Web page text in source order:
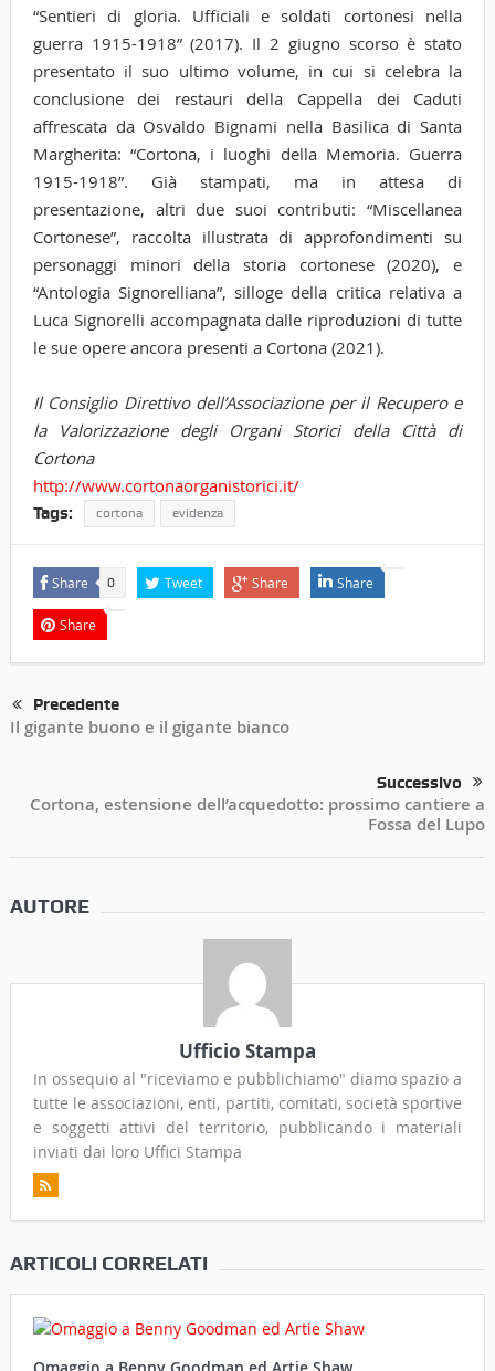
“Sentieri di gloria. Ufficiali e soldati cortonesi nella
guerra 1915-1918” (2017). Il 2 giugno scorso è stato
presentato il suo ultimo volume, in cui si celebra la
conclusione dei restauri della Cappella dei Caduti
affrescata da Osvaldo Bignami nella Basilica di Santa
Margherita: “Cortona, i luoghi della Memoria. Guerra
1915-1918”. Già stampati, ma in attesa di
presentazione, altri due suoi contributi: “Miscellanea
Cortonese”, raccolta illustrata di approfondimenti su
personaggi minori della storia cortonese (2020), e
“Antologia Signorelliana”, silloge della critica relativa a
Luca Signorelli accompagnata dalle riproduzioni di tutte
le sue opere ancora presenti a Cortona (2021).
Il Consiglio Direttivo dell’Associazione per il Recupero e
la Valorizzazione degli Organi Storici della Città di
Cortona
http://www.cortonaorganistorici.it/
Tags: cortona evidenza
Share 0 Tweet Share Share
Share
Precedente
Il gigante buono e il gigante bianco
Successivo
Cortona, estensione dell’acquedotto: prossimo cantiere a
Fossa del Lupo
AUTORE
Ufficio Stampa
In ossequio al "riceviamo e pubblichiamo" diamo spazio a
tutte le associazioni, enti, partiti, comitati, società sportive
e soggetti attivi del territorio, pubblicando i materiali
inviati dai loro Uffici Stampa
ARTICOLI CORRELATI